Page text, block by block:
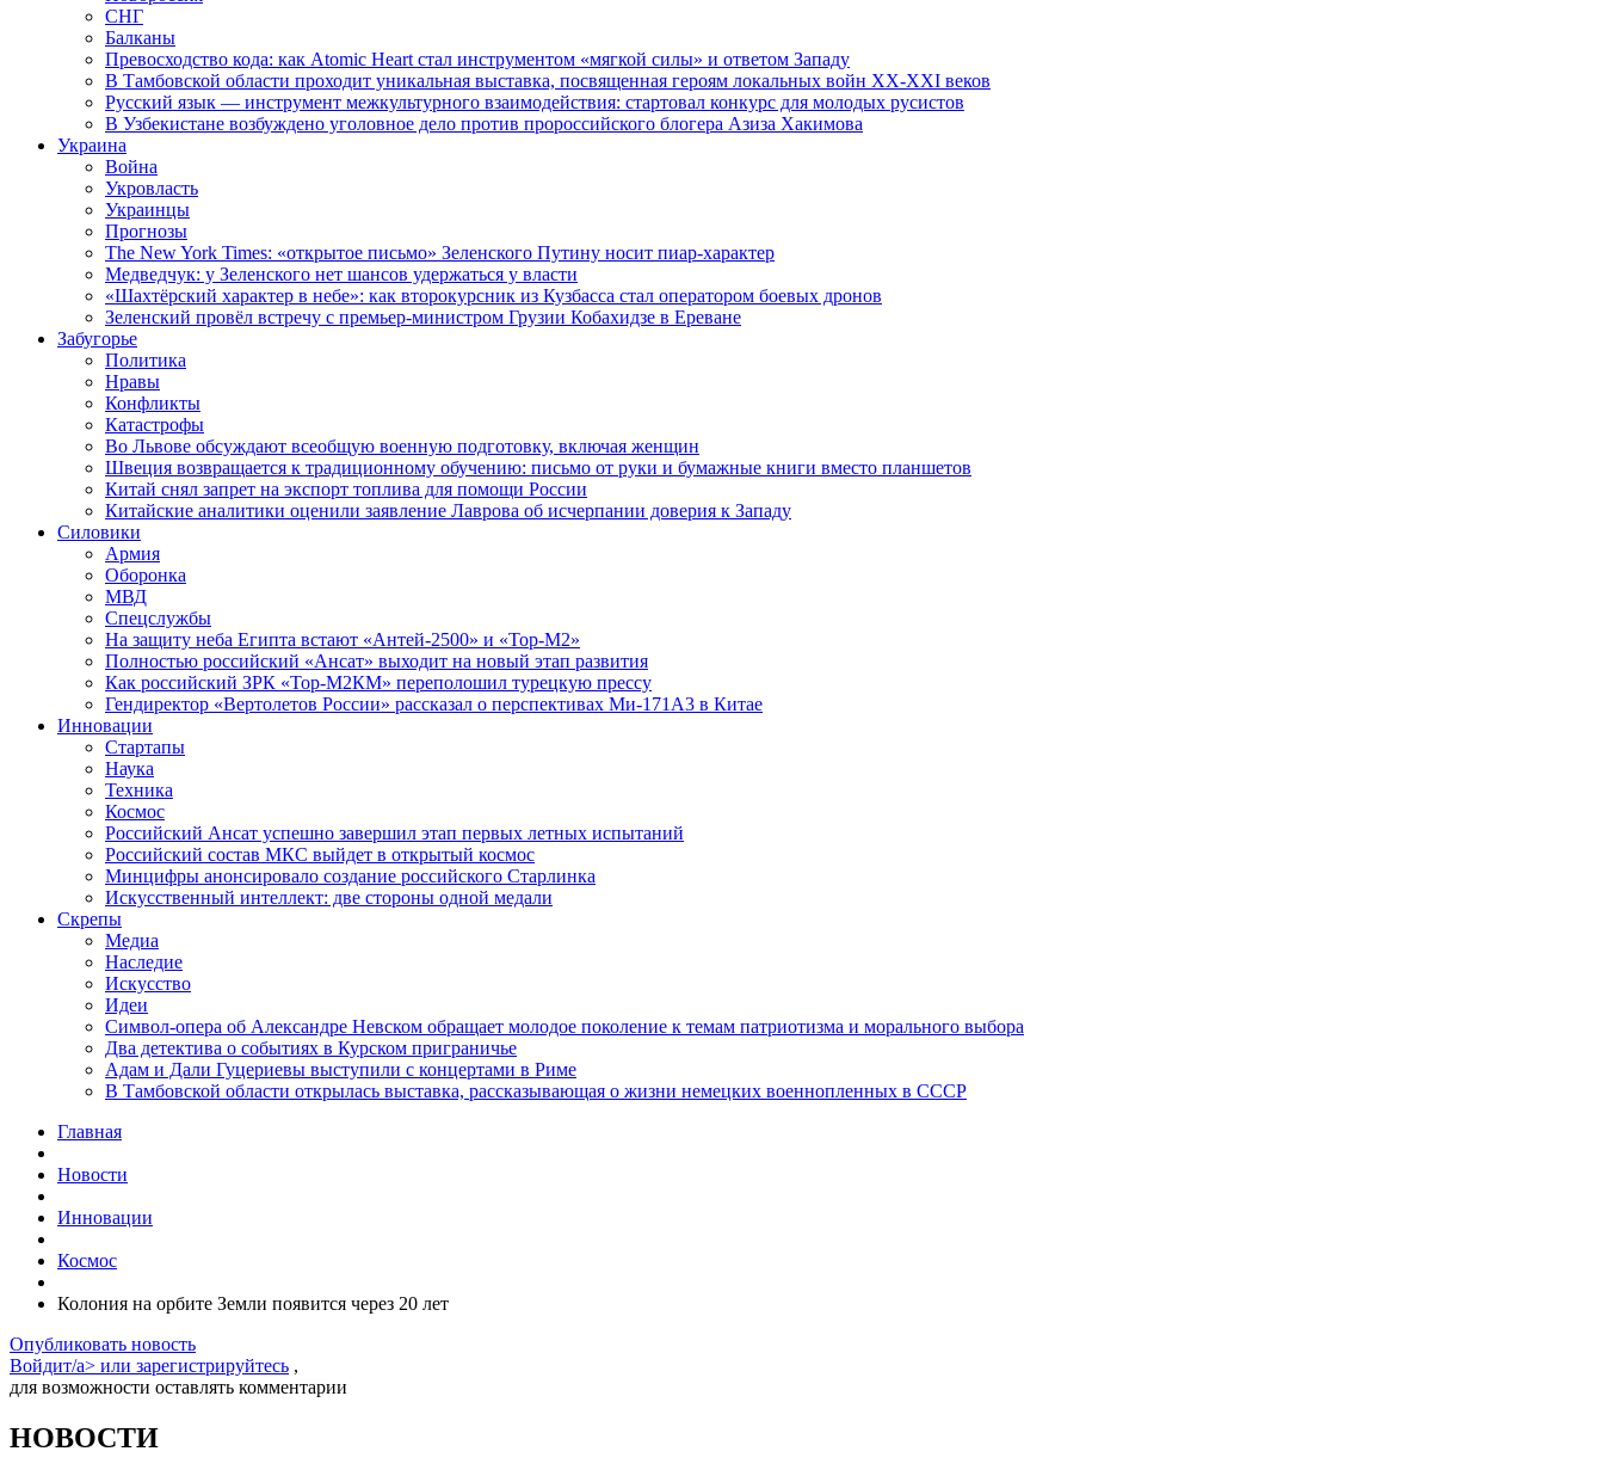
СНГ
Балканы
Превосходство кода: как Atomic Heart стал инструментом «мягкой силы» и ответом Западу
В Тамбовской области проходит уникальная выставка, посвященная героям локальных войн XX-XXI веков
Русский язык — инструмент межкультурного взаимодействия: стартовал конкурс для молодых русистов
В Узбекистане возбуждено уголовное дело против пророссийского блогера Азиза Хакимова
Украина
Война
Укровласть
Украинцы
Прогнозы
The New York Times: «открытое письмо» Зеленского Путину носит пиар-характер
Медведчук: у Зеленского нет шансов удержаться у власти
«Шахтёрский характер в небе»: как второкурсник из Кузбасса стал оператором боевых дронов
Зеленский провёл встречу с премьер-министром Грузии Кобахидзе в Ереване
Забугорье
Политика
Нравы
Конфликты
Катастрофы
Во Львове обсуждают всеобщую военную подготовку, включая женщин
Швеция возвращается к традиционному обучению: письмо от руки и бумажные книги вместо планшетов
Китай снял запрет на экспорт топлива для помощи России
Китайские аналитики оценили заявление Лаврова об исчерпании доверия к Западу
Силовики
Армия
Оборонка
МВД
Спецслужбы
На защиту неба Египта встают «Антей-2500» и «Тор-М2»
Полностью российский «Ансат» выходит на новый этап развития
Как российский ЗРК «Тор-М2КМ» переполошил турецкую прессу
Гендиректор «Вертолетов России» рассказал о перспективах Ми-171А3 в Китае
Инновации
Стартапы
Наука
Техника
Космос
Российский Ансат успешно завершил этап первых летных испытаний
Российский состав МКС выйдет в открытый космос
Минцифры анонсировало создание российского Старлинка
Искусственный интеллект: две стороны одной медали
Скрепы
Медиа
Наследие
Искусство
Идеи
Символ-опера об Александре Невском обращает молодое поколение к темам патриотизма и морального выбора
Два детектива о событиях в Курском приграничье
Адам и Дали Гуцериевы выступили с концертами в Риме
В Тамбовской области открылась выставка, рассказывающая о жизни немецких военнопленных в СССР
Главная
Новости
Инновации
Космос
Колония на орбите Земли появится через 20 лет
Опубликовать новость
Войдит/a> или зарегистрируйтесь ,
для возможности оставлять комментарии
НОВОСТИ